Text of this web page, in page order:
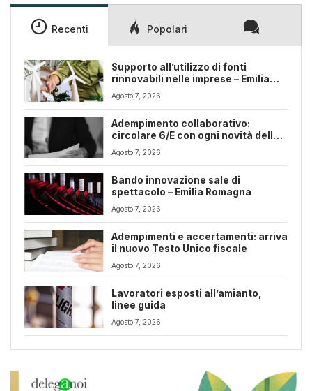
Recenti Popolari
Supporto all’utilizzo di fonti
rinnovabili nelle imprese – Emilia
Romagna
Agosto 7, 2026
Adempimento collaborativo:
circolare 6/E con ogni novità della
riforma fiscale
Agosto 7, 2026
Bando innovazione sale di
spettacolo – Emilia Romagna
Agosto 7, 2026
Adempimenti e accertamenti: arriva
il nuovo Testo Unico fiscale
Agosto 7, 2026
Lavoratori esposti all’amianto,
linee guida
Agosto 7, 2026